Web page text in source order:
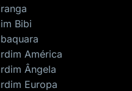
Bibi
América
Ângela
Europa